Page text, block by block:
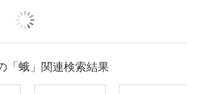
「蛾」関連検索結果